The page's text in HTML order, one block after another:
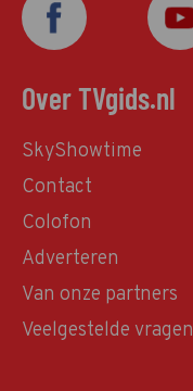
Over TVgids.nl
SkyShowtime
Contact
Colofon
Adverteren
Van onze partners
Veelgestelde vragen